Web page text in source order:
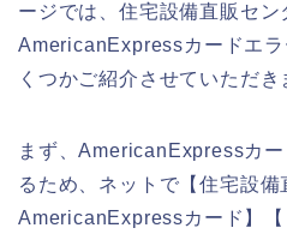
ージでは、住宅設備直販セン
AmericanExpressカードエ
くつかご紹介させていただき
まず、AmericanExpressカ
るため、ネットで【住宅設備
AmericanExpressカード】